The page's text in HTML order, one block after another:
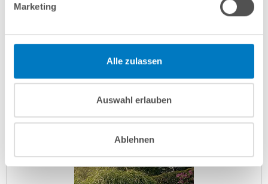
Marketing
Alle zulassen
Auswahl erlauben
Ablehnen
Das hängt von einer etwaigen geplanten Abdeckung ab.
Stangenabdeckungen beispielsweise benötigen rundum 25 cm
Auflagefläche, manche Winterabdeckungen gar 35 cm. In
diesem Fall stünde eine eng ausladende Leiter buchstäblich im
Weg und Sie benötigen eineweit ausladende Leiter, deren
Optional erhältliche Kippgelenke sorgen dafür, dass die Leiter
um 90° nach oben gekippt werden kann, wenn die Abdeckung